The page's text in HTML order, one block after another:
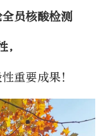
员核酸检测
重要成果！